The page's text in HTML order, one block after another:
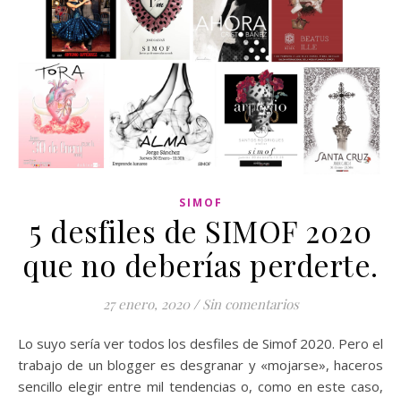
SIMOF
5 desfiles de SIMOF 2020
que no deberías perderte.
27 enero, 2020 / Sin comentarios
Lo suyo sería ver todos los desfiles de Simof 2020. Pero el
trabajo de un blogger es desgranar y «mojarse», haceros
sencillo elegir entre mil tendencias o, como en este caso,